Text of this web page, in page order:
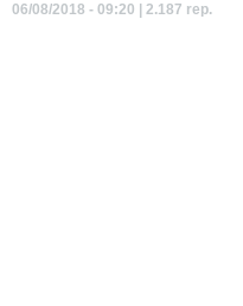
06/08/2018 - 09:20 | 2.187 rep.